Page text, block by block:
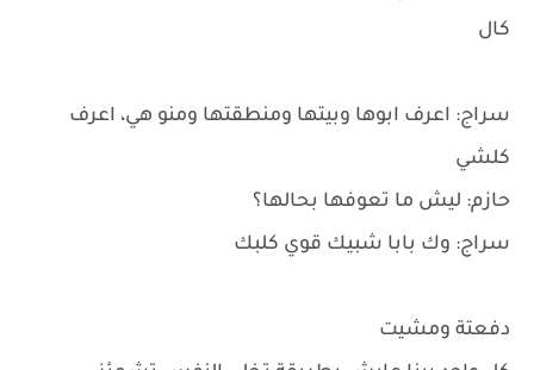
كال
سراج: اعرف ابوها وبيتها ومنطقتها ومنو هي، اعرف
كلشي
حازم: ليش ما تعوفها بحالها؟
سراج: وك بابا شبيك قوي كلبك
دفعتة ومشيت